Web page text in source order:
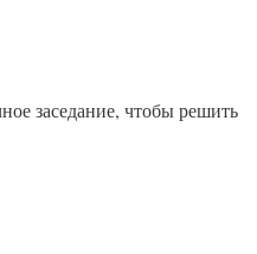
заседание, чтобы решить